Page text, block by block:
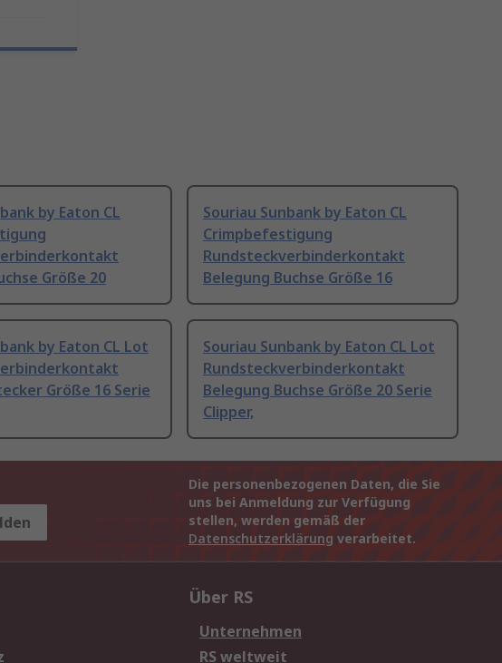
by Eaton CL
Größe 20
Souriau Sunbank by Eaton CL
Crimpbefestigung
Rundsteckverbinderkontakt
Belegung Buchse Größe 16
by Eaton CL Lot
Größe 16 Serie
Souriau Sunbank by Eaton CL Lot
Rundsteckverbinderkontakt
Belegung Buchse Größe 20 Serie
Clipper,
Die personenbezogenen Daten, die Sie
uns bei Anmeldung zur Verfügung
stellen, werden gemäß der
Datenschutzerklärung verarbeitet.
Über RS
Unternehmen
RS weltweit